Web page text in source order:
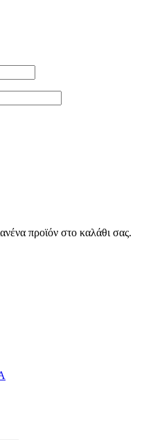
προϊόν στο καλάθι σας.